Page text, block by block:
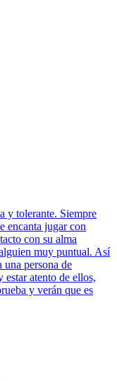
y tolerante. Siempre
encanta jugar con
con su alma
muy puntual. Así
una persona de
estar atento de ellos,
y verán que es